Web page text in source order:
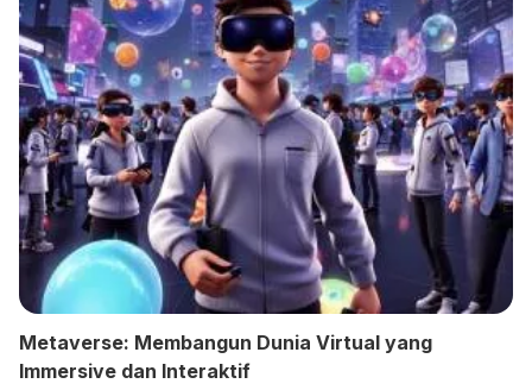
Metaverse: Membangun Dunia Virtual yang
Immersive dan Interaktif